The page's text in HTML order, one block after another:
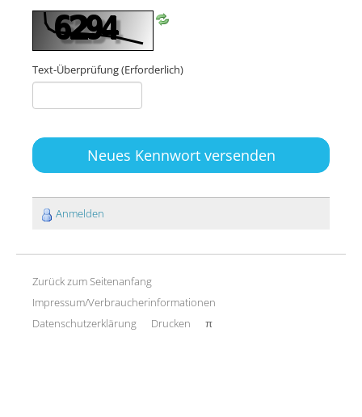
Text-Überprüfung(Erforderlich)
Neues Kennwort versenden
Anmelden
Zurück zum Seitenanfang
Impressum/Verbraucherinformationen
Datenschutzerklärung
Drucken π